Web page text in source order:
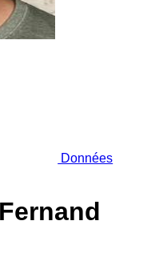
Données